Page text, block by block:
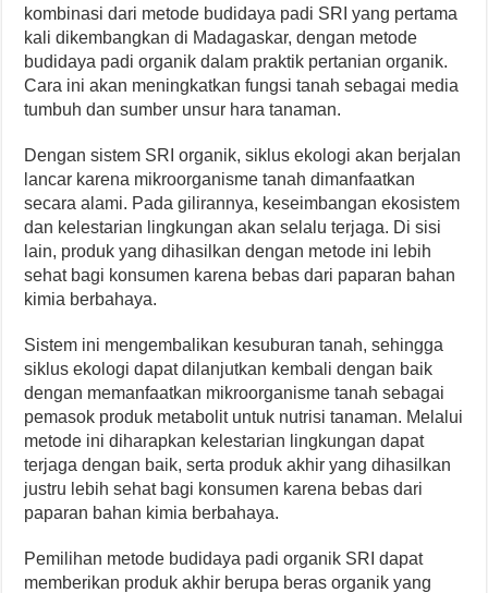
kombinasi dari metode budidaya padi SRI yang pertama
kali dikembangkan di Madagaskar, dengan metode
budidaya padi organik dalam praktik pertanian organik.
Cara ini akan meningkatkan fungsi tanah sebagai media
tumbuh dan sumber unsur hara tanaman.
Dengan sistem SRI organik, siklus ekologi akan berjalan
lancar karena mikroorganisme tanah dimanfaatkan
secara alami. Pada gilirannya, keseimbangan ekosistem
dan kelestarian lingkungan akan selalu terjaga. Di sisi
lain, produk yang dihasilkan dengan metode ini lebih
sehat bagi konsumen karena bebas dari paparan bahan
kimia berbahaya.
Sistem ini mengembalikan kesuburan tanah, sehingga
siklus ekologi dapat dilanjutkan kembali dengan baik
dengan memanfaatkan mikroorganisme tanah sebagai
pemasok produk metabolit untuk nutrisi tanaman. Melalui
metode ini diharapkan kelestarian lingkungan dapat
terjaga dengan baik, serta produk akhir yang dihasilkan
justru lebih sehat bagi konsumen karena bebas dari
paparan bahan kimia berbahaya.
Pemilihan metode budidaya padi organik SRI dapat
memberikan produk akhir berupa beras organik yang